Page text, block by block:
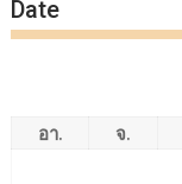
Date
อา. จ.